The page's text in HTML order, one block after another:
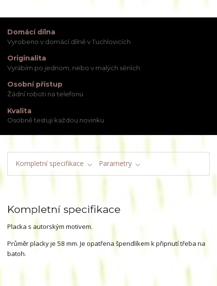
Domácí dílna
Vyrobeno v domácí dílně v Tuchlovicích
Originalita
Vyrábím po jednom, nebo v malých sériích
Osobní přístup
Žádní roboti na telefonu
Kvalita
Osobně testuji každou novinku
Kompletní specifikace Parametry
Kompletní specifikace
Placka s autorským motivem.
Průměr placky je 58 mm. Je opatřena špendlíkem k připnutí třeba na
batoh.